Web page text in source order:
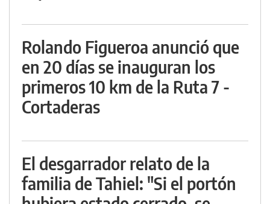
Rolando Figueroa anunció que
en 20 días se inauguran los
primeros 10 km de la Ruta 7 -
Cortaderas
El desgarrador relato de la
familia de Tahiel: "Si el portón